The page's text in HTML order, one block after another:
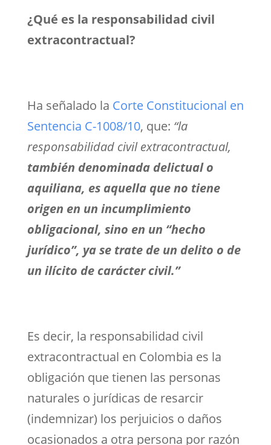
¿Qué es la responsabilidad civil
extracontractual?
Ha señalado la Corte Constitucional en
Sentencia C-1008/10, que: “la
responsabilidad civil extracontractual,
también denominada delictual o
aquiliana, es aquella que no tiene
origen en un incumplimiento
obligacional, sino en un “hecho
jurídico”, ya se trate de un delito o de
un ilícito de carácter civil.”
Es decir, la responsabilidad civil
extracontractual en Colombia es la
obligación que tienen las personas
naturales o jurídicas de resarcir
(indemnizar) los perjuicios o daños
ocasionados a otra persona por razón